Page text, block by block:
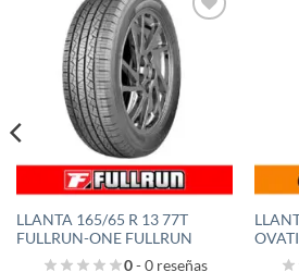
LLANTA 165/65 R 13 77T
FULLRUN-ONE FULLRUN
0- 0 reseñas